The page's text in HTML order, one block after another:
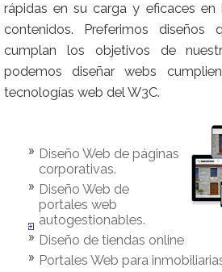
rápidas en su carga y eficaces en
contenidos. Preferimos
cumplan los objetivos de
podemos diseñar webs
tecnologías web del W3C.
Diseño Web de páginas
corporativas.
Diseño Web de
portales web
autogestionables.
Diseño de tiendas online
Portales Web para